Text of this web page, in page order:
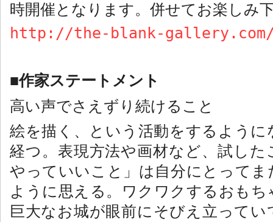
時開催となります。併せてお楽しみ
http://the-blank-gallery.com/
■作家ステートメント
高い声でさえずり続けること
絵を描く、という活動をするよう
経つ。表現方法や画材など、試し
やっていいこと」は自分にとって
ように思える。ワクワクするおも
巨大なお城が眼前にそびえ立って